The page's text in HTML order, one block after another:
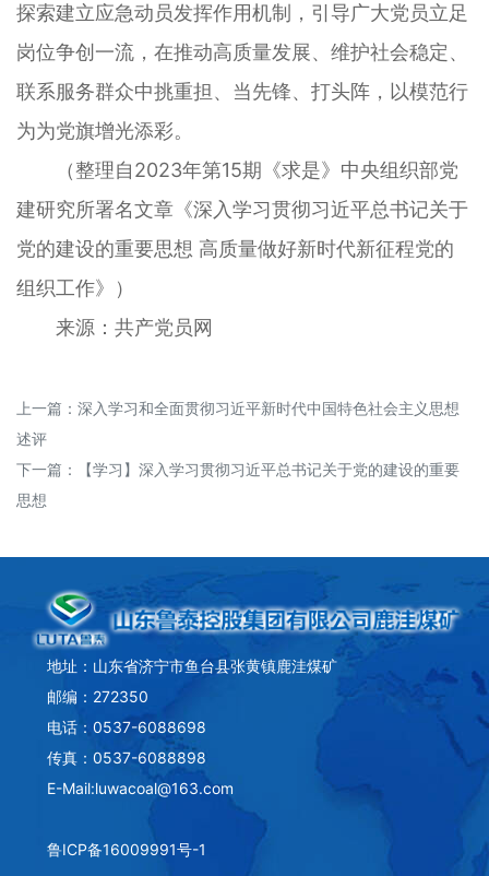
探索建立应急动员发挥作用机制，引导广大党员立足
岗位争创一流，在推动高质量发展、维护社会稳定、
联系服务群众中挑重担、当先锋、打头阵，以模范行
为为党旗增光添彩。
（整理自2023年第15期《求是》中央组织部党
建研究所署名文章《深入学习贯彻习近平总书记关于
党的建设的重要思想 高质量做好新时代新征程党的
组织工作》）
来源：共产党员网
上一篇： 深入学习和全面贯彻习近平新时代中国特色社会主义思想
述评
下一篇：
【学习】深入学习贯彻习近平总书记关于党的建设的重要
思想
地址：山东省济宁市鱼台县张黄镇鹿洼煤矿
邮编：272350
电话：0537-6088698
传真：0537-6088898
E-Mail:luwacoal@163.com
鲁ICP备16009991号-1